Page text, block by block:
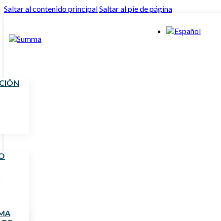
Saltar al contenido principalSaltar al pie de página